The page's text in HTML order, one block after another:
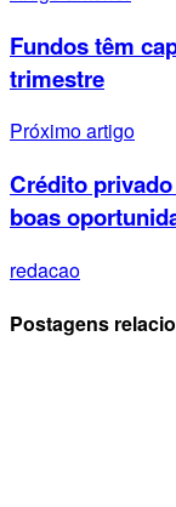
Fundos têm
trimestre
Próximo artigo
Crédito
boas
redacao
Postagens